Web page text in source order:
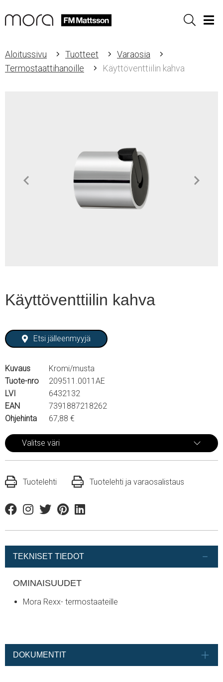
Sök
Aloitussivu Tuotteet
Varaosia
Termostaattihanoille
Käyttöventtiilin kahva
Käyttöventtiilin kahva
Etsi jälleenmyyjä
Kuvaus
Kromi/musta
Tuote-nro
209511.0011AE
LVI
6432132
EAN
7391887218262
Ohjehinta
67,88 €
Valitse väri
Tuotelehti Tuotelehti ja varaosalistaus
FacebookInstagram
TwitterPinterestLinkedin
TEKNISET TIEDOT
OMINAISUUDET
Mora Rexx- termostaateille
DOKUMENTIT